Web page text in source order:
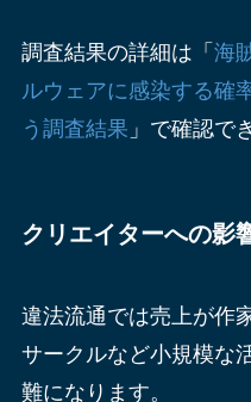
調査結果の詳細は「 海
ルウェアに感染する確
う調査結果 」で確認で
クリエイターへの影
違法流通では売上が作
サークルなど小規模な
難になります。